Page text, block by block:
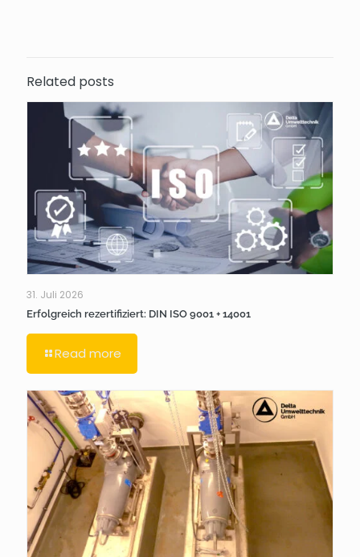
Related posts
31. Juli 2026
Erfolgreich rezertifiziert: DIN ISO 9001 + 14001
Read more